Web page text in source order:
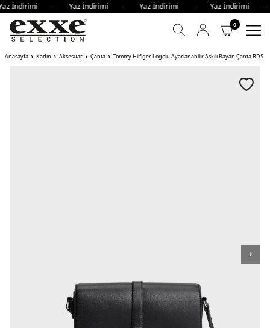
İndirimi - Yaz İndirimi - Yaz İndirimi - Yaz
0
Anasayfa Kadın Aksesuar Çanta Tommy Hilfiger Logolu Ayarlanabilir Askılı Bayan Çanta BDS